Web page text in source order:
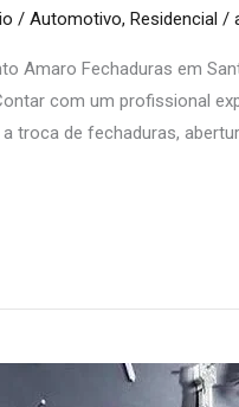
/ Automotivo, Residencial /
Amaro Fechaduras em
com um profissional
a troca de fechaduras,